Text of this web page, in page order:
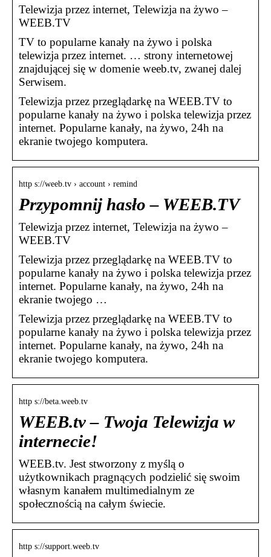
Telewizja przez internet, Telewizja na żywo –
WEEB.TV
TV to popularne kanały na żywo i polska
telewizja przez internet. … strony internetowej
znajdującej się w domenie weeb.tv, zwanej dalej
Serwisem.
Telewizja przez przeglądarkę na WEEB.TV to
popularne kanały na żywo i polska telewizja przez
internet. Popularne kanały, na żywo, 24h na
ekranie twojego komputera.
http s://weeb.tv › account › remind
Przypomnij hasło – WEEB.TV
Telewizja przez internet, Telewizja na żywo –
WEEB.TV
Telewizja przez przeglądarkę na WEEB.TV to
popularne kanały na żywo i polska telewizja przez
internet. Popularne kanały, na żywo, 24h na
ekranie twojego …
Telewizja przez przeglądarkę na WEEB.TV to
popularne kanały na żywo i polska telewizja przez
internet. Popularne kanały, na żywo, 24h na
ekranie twojego komputera.
http s://beta.weeb.tv
WEEB.tv – Twoja Telewizja w
internecie!
WEEB.tv. Jest stworzony z myślą o
użytkownikach pragnących podzielić się swoim
własnym kanałem multimedialnym ze
społecznością na całym świecie.
http s://support.weeb.tv